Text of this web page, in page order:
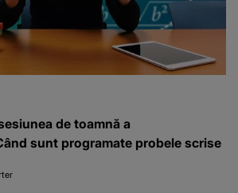
de toamnă a
sunt programate probele scrise